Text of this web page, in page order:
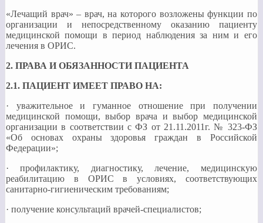
«Лечащий врач» – врач, на которого возложены функции по
организации и непосредственному оказанию пациенту
медицинской помощи в период наблюдения за ним и его
лечения в ОРИС.
2. ПРАВА И ОБЯЗАННОСТИ ПАЦИЕНТА
2.1. ПАЦИЕНТ ИМЕЕТ ПРАВО НА:
· уважительное и гуманное отношение при получении
медицинской помощи, выбор врача и выбор медицинской
организации в соответствии с ФЗ от 21.11.2011г. № 323-ФЗ
«Об основах охраны здоровья граждан в Российской
Федерации»;
· профилактику, диагностику, лечение, медицинскую
реабилитацию в ОРИС в условиях, соответствующих
санитарно-гигиеническим требованиям;
· получение консультаций врачей-специалистов;